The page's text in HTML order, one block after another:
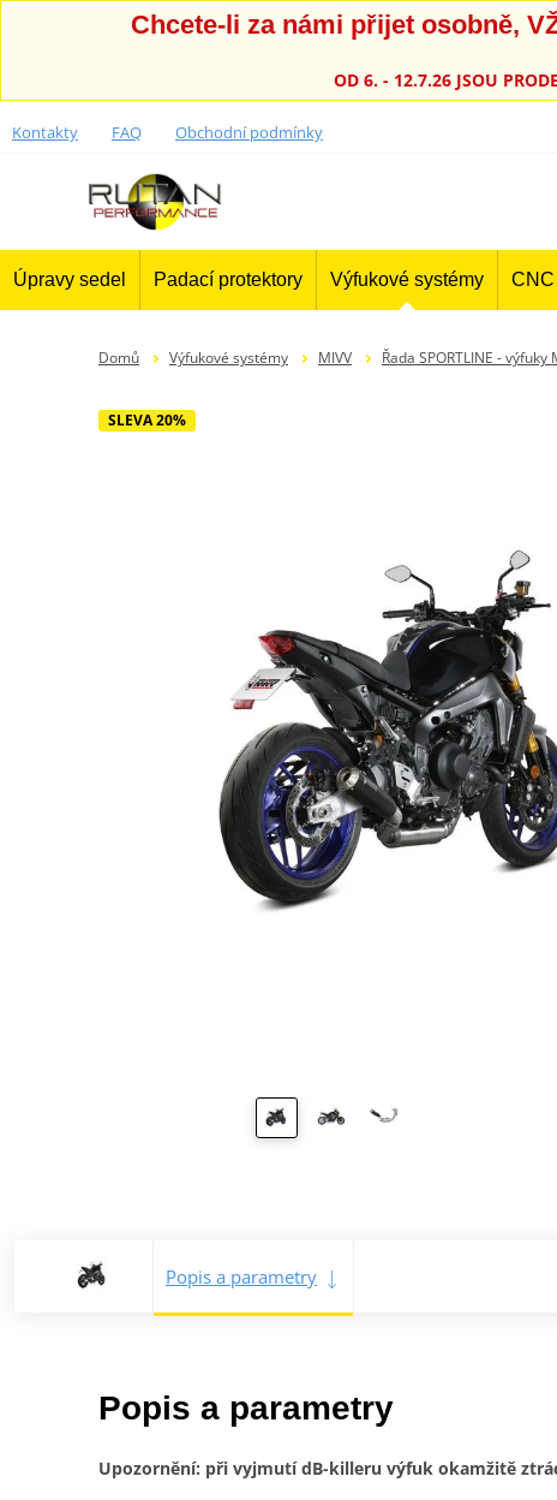
Chcete-li za námi přijet osobně,
OD 6. - 12.7.26 JSOU
Kontakty FAQ Obchodní podmínky
Úpravy sedel Padací protektory Výfukové systémy
Domů Výfukové systémy MIVV Řada SPORTLINE - výfuky
SLEVA 20%
Popis a parametry
Popis a parametry
Upozornění: při vyjmutí dB-killeru výfuk okamžitě